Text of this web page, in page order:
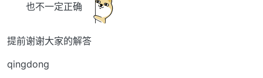
也不一定正确
提前谢谢大家的解答
qingdong